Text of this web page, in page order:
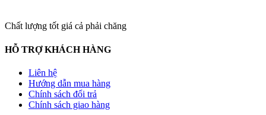
Chất lượng tốt giá cả phải chăng
HỖ TRỢ KHÁCH HÀNG
Liên hệ
Hướng dẫn mua hàng
Chính sách đổi trả
Chính sách giao hàng